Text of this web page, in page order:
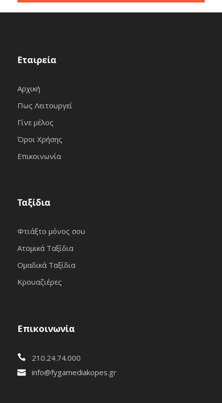
Εταιρεία
Αρχική
Πως Λειτουργεί
Γίνε μέλος
Όροι Χρήσης
Επικοινωνία
Ταξίδια
Φτιάξτο μόνος σου
Ατομικά Ταξίδια
Ομαδικά Ταξίδια
Κρουαζιέρες
Επικοινωνία
210.24.74.000
info@fygamediakopes.gr